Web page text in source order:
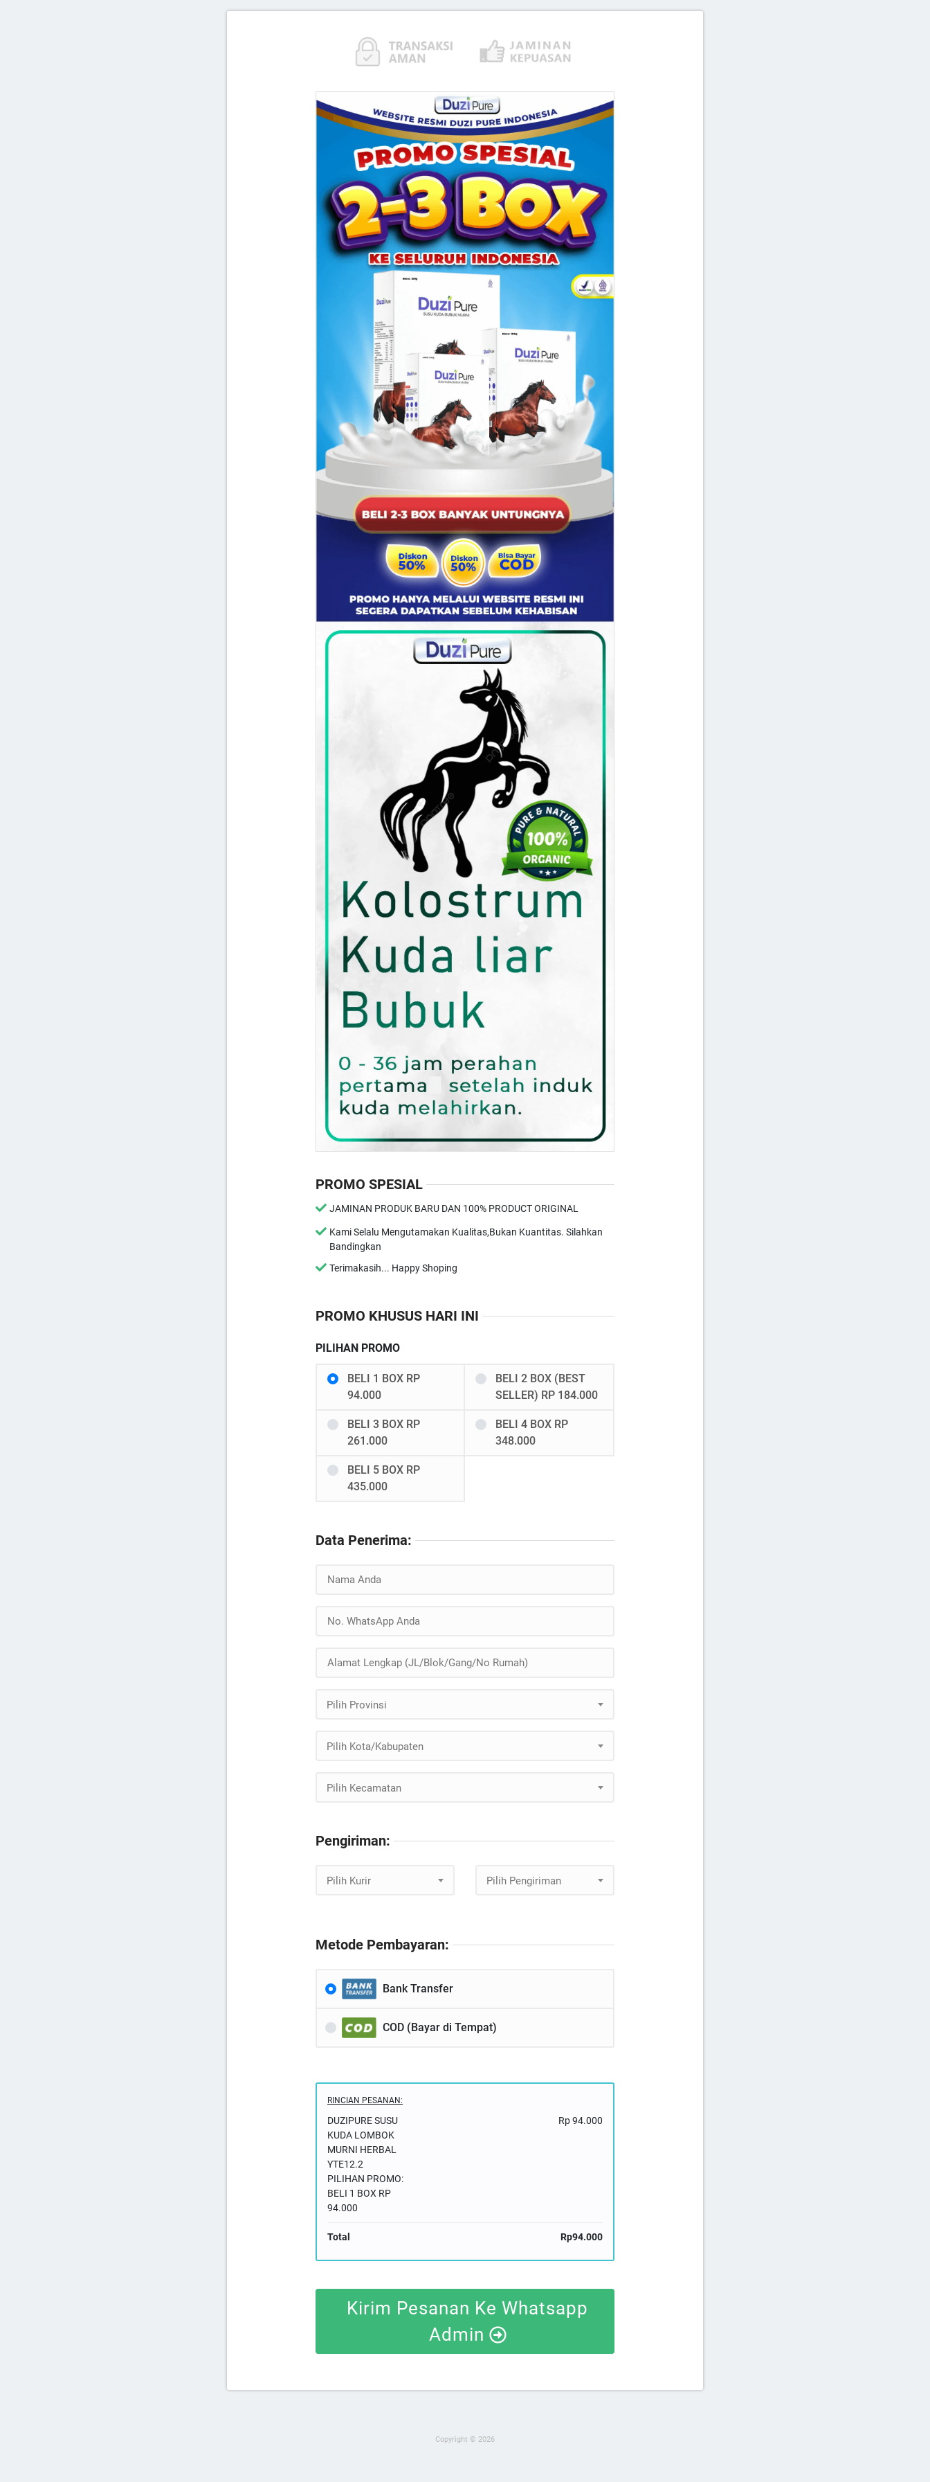
PROMO SPESIAL
JAMINAN PRODUK BARU DAN 100% PRODUCT ORIGINAL
Kami Selalu Mengutamakan Kualitas,Bukan Kuantitas. Silahkan
Bandingkan
Terimakasih... Happy Shoping
PROMO KHUSUS HARI INI
PILIHAN PROMO
BELI 1 BOX RP
94.000
BELI 2 BOX (BEST
SELLER) RP 184.000
BELI 3 BOX RP
261.000
BELI 4 BOX RP
348.000
BELI 5 BOX RP
435.000
Data Penerima:
Pilih Provinsi
Pilih Kota/Kabupaten
Pilih Kecamatan
Pengiriman:
Pilih Kurir Pilih Pengiriman
Metode Pembayaran:
Bank Transfer
COD (Bayar di Tempat)
RINCIAN PESANAN:
DUZIPURE SUSU
KUDA LOMBOK
MURNI HERBAL
YTE12.2
PILIHAN PROMO:
BELI 1 BOX RP
94.000
Rp 94.000
Total Rp94.000
Kirim Pesanan Ke Whatsapp
Admin
Copyright © 2026